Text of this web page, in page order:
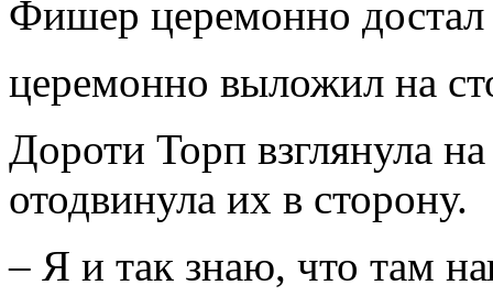
Фишер церемонно достал
церемонно выложил на
Дороти Торп взглянула
отодвинула их в сторону.
– Я и так знаю, что там